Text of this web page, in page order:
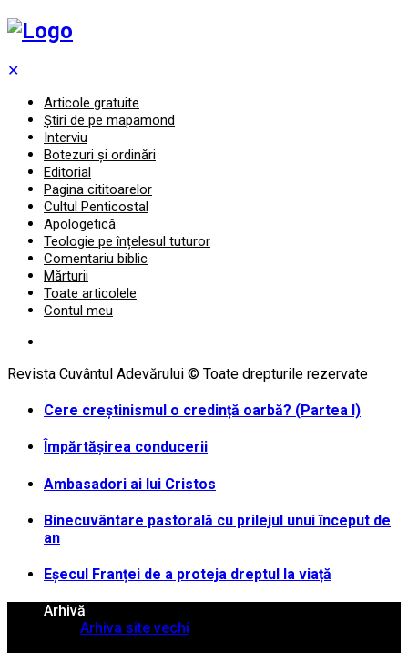
✕
Articole gratuite
Știri de pe mapamond
Interviu
Botezuri și ordinări
Editorial
Pagina cititoarelor
Cultul Penticostal
Apologetică
Teologie pe înțelesul tuturor
Comentariu biblic
Mărturii
Toate articolele
Contul meu
Revista Cuvântul Adevărului © Toate drepturile rezervate
Cere creștinismul o credință oarbă? (Partea I)
Împărtășirea conducerii
Ambasadori ai lui Cristos
Binecuvântare pastorală cu prilejul unui început de
an
Eșecul Franței de a proteja dreptul la viață
Arhivă
Arhiva site vechi